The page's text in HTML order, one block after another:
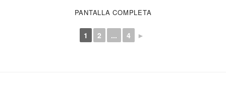
PANTALLA COMPLETA
1 2 ... 4 ►